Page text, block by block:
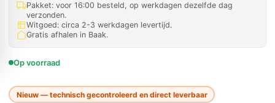
Pakket: voor 16:00 besteld, op werkdagen dezelfde dag
verzonden.
Witgoed: circa 2-3 werkdagen levertijd.
Gratis afhalen in Baak.
Op voorraad
Nieuw — technisch gecontroleerd en direct leverbaar